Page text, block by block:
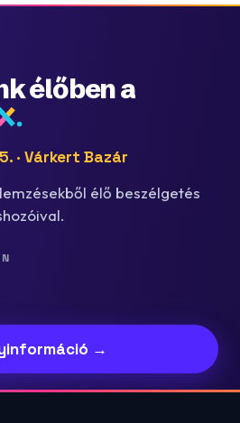
élőben a
· Várkert Bazár
élő beszélgetés
→